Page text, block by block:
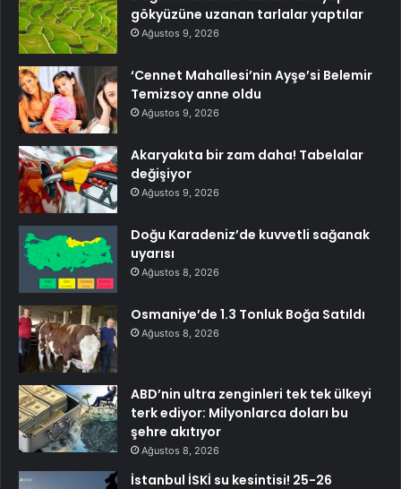
gökyüzüne uzanan tarlalar yaptılar
Ağustos 9, 2026
‘Cennet Mahallesi’nin Ayşe’si Belemir
Temizsoy anne oldu
Ağustos 9, 2026
Akaryakıta bir zam daha! Tabelalar
değişiyor
Ağustos 9, 2026
Doğu Karadeniz’de kuvvetli sağanak
uyarısı
Ağustos 8, 2026
Osmaniye’de 1.3 Tonluk Boğa Satıldı
Ağustos 8, 2026
ABD’nin ultra zenginleri tek tek ülkeyi
terk ediyor: Milyonlarca doları bu
şehre akıtıyor
Ağustos 8, 2026
İstanbul İSKİ su kesintisi! 25-26